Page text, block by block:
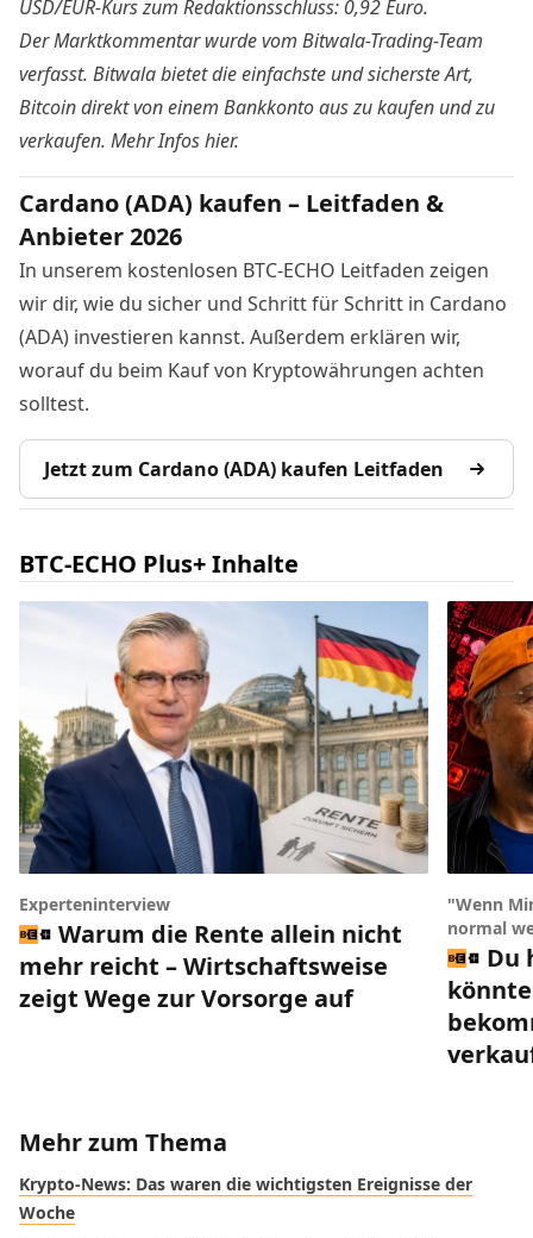
USD/EUR-Kurs zum Redaktionsschluss: 0,92 Euro.
Der Marktkommentar wurde vom Bitwala-Trading-Team
verfasst. Bitwala bietet die einfachste und sicherste Art,
Bitcoin direkt von einem Bankkonto aus zu kaufen und zu
verkaufen. Mehr Infoshier.
Cardano (ADA) kaufen – Leitfaden &
Anbieter 2026
In unserem kostenlosen BTC-ECHO Leitfaden zeigen
wir dir, wie du sicher und Schritt für Schritt in Cardano
(ADA) investieren kannst. Außerdem erklären wir,
worauf du beim Kauf von Kryptowährungen achten
solltest.
Jetzt zum Cardano (ADA) kaufen Leitfaden
BTC-ECHO Plus+ Inhalte
Experteninterview
Warum die Rente allein nicht
mehr reicht – Wirtschaftsweise
zeigt Wege zur Vorsorge auf
"Wenn
normal
Du
Mehr zum Thema
Krypto-News: Das waren die wichtigsten Ereignisse der
Woche